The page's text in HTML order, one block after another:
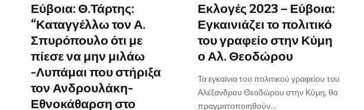
Εύβοια: Θ.Τάρτης:
“Καταγγέλλω τον Α.
Σπυρόπουλο ότι με
πίεσε να μην μιλάω
-Λυπάμαι που στήριξα
τον Ανδρουλάκη-
Εθνοκάθαρση στο
Εκλογές 2023 – Εύβοια:
Εγκαινιάζει το πολιτικό
του γραφείο στην Κύμη
ο Αλ. Θεοδώρου
Τα εγκαίνια του πολιτικού γραφείου του
Αλέξανδρου Θεοδώρου στην Κύμη, θα
πραγματοποιηθούν…